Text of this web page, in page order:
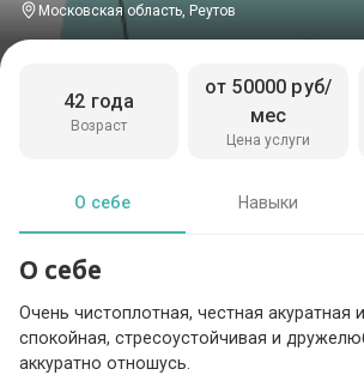
Московская область, Реутов
Возраст
42 года
Цена услуги
от 50000 руб/
мес
О себе Навыки
О себе
Очень чистоплотная, честная акуратная
спокойная, стресоустойчивая и
аккуратно отношусь.